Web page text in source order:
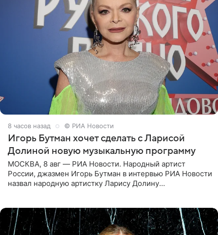
8 часов назад © РИА Новости
Игорь Бутман хочет сделать с Ларисой
Долиной новую музыкальную программу
МОСКВА, 8 авг — РИА Новости. Народный артист
России, джазмен Игорь Бутман в интервью РИА Новости
назвал народную артистку Ларису Долину